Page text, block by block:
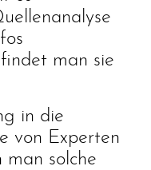
man sie
in die
von Experten
solche